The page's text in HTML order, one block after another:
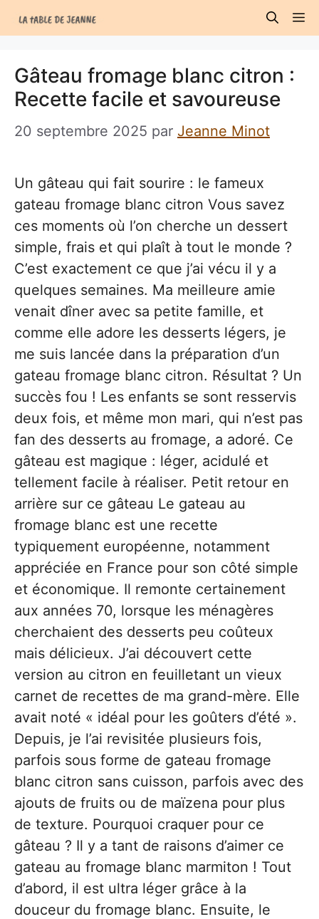
au
Gâteau fromage blanc citron :
Recette facile et savoureuse
20 septembre 2025 par Jeanne Minot
Un gâteau qui fait sourire : le fameux
gateau fromage blanc citron Vous savez
ces moments où l’on cherche un dessert
simple, frais et qui plaît à tout le monde ?
C’est exactement ce que j’ai vécu il y a
quelques semaines. Ma meilleure amie
venait dîner avec sa petite famille, et
comme elle adore les desserts légers, je
me suis lancée dans la préparation d’un
gateau fromage blanc citron. Résultat ? Un
succès fou ! Les enfants se sont resservis
deux fois, et même mon mari, qui n’est pas
fan des desserts au fromage, a adoré. Ce
gâteau est magique : léger, acidulé et
tellement facile à réaliser. Petit retour en
arrière sur ce gâteau Le gateau au
fromage blanc est une recette
typiquement européenne, notamment
appréciée en France pour son côté simple
et économique. Il remonte certainement
aux années 70, lorsque les ménagères
cherchaient des desserts peu coûteux
mais délicieux. J’ai découvert cette
version au citron en feuilletant un vieux
carnet de recettes de ma grand-mère. Elle
avait noté « idéal pour les goûters d’été ».
Depuis, je l’ai revisitée plusieurs fois,
parfois sous forme de gateau fromage
blanc citron sans cuisson, parfois avec des
ajouts de fruits ou de maïzena pour plus
de texture. Pourquoi craquer pour ce
gâteau ? Il y a tant de raisons d’aimer ce
gateau au fromage blanc marmiton ! Tout
d’abord, il est ultra léger grâce à la
douceur du fromage blanc. Ensuite, le